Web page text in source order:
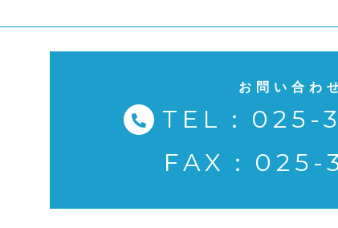
お問い合わ
TEL：025-
FAX：025-